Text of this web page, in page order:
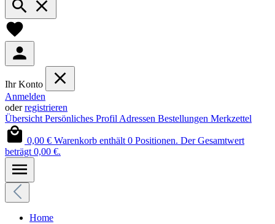
Ihr Konto
Anmelden
oderregistrieren
Übersicht Persönliches Profil Adressen Bestellungen Merkzettel
0,00 € Warenkorb enthält 0 Positionen. Der Gesamtwert
beträgt 0,00 €.
Home